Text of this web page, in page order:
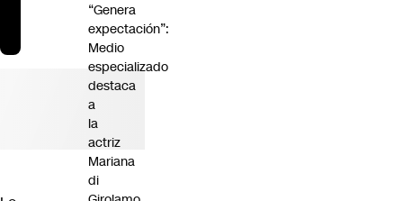
“Genera
expectación”:
Medio
especializado
destaca
a
la
actriz
Mariana
di